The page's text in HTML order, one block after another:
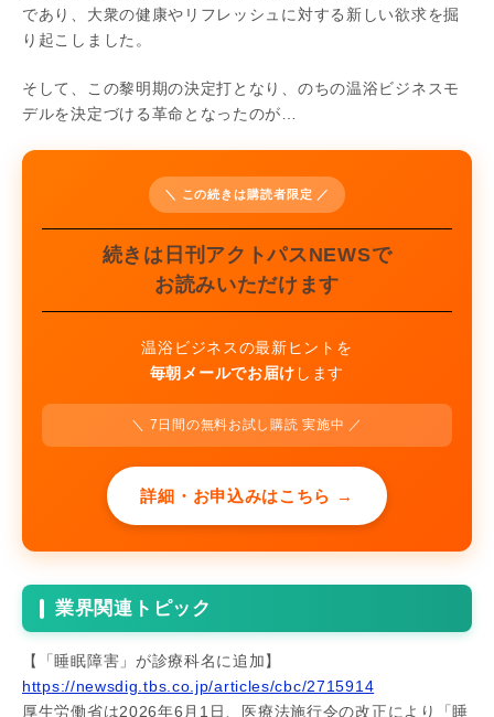
であり、大衆の健康やリフレッシュに対する新しい欲求を掘
り起こしました。
そして、この黎明期の決定打となり、のちの温浴ビジネスモ
デルを決定づける革命となったのが…
＼ この続きは購読者限定 ／
続きは日刊アクトパスNEWSで
お読みいただけます
温浴ビジネスの最新ヒントを
毎朝メールでお届け します
＼ 7日間の無料お試し購読 実施中 ／
詳細・お申込みはこちら →
業界関連トピック
【「睡眠障害」が診療科名に追加】
https://newsdig.tbs.co.jp/articles/cbc/2715914
厚生労働省は2026年6月1日、医療法施行令の改正により「睡